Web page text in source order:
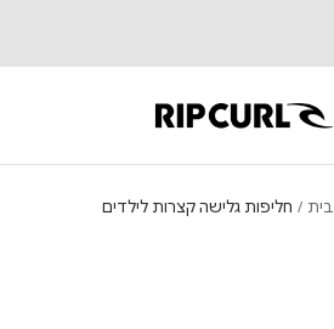
RipCurl
בית חליפות גלישה קצרות לילדים